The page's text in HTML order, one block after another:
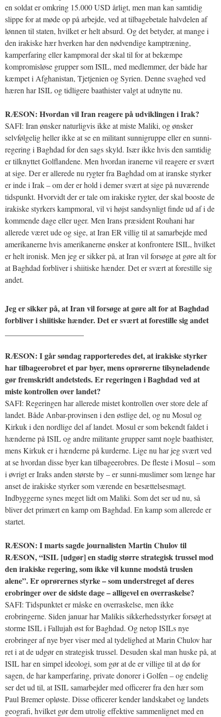
en soldat er omkring 15.000 USD årligt, men man kan samtidig
slippe for at møde op på arbejde, ved at tilbagebetale halvdelen af
lønnen til staten, hvilket er helt absurd. Og det betyder, at mange i
den irakiske hær hverken har den nødvendige kamptræning,
kamperfaring eller kampmoral der skal til for at bekæmpe
kompromisløse grupper som ISIL, med medlemmer, der både har
kæmpet i Afghanistan, Tjetjenien og Syrien. Denne svaghed ved
hæren har ISIL og tidligere baathister valgt at udnytte nu.
RÆSON: Hvordan vil Iran reagere på udviklingen i Irak?
SAFI: Iran ønsker naturligvis ikke at miste Maliki, og ønsker
selvfølgelig heller ikke at se en militant sunnigruppe eller en sunni-
regering i Baghdad for den sags skyld. Især ikke hvis den samtidig
er tilknyttet Golflandene. Men hvordan iranerne vil reagere er svært
at sige. Der er allerede nu rygter fra Baghdad om at iranske styrker
er inde i Irak – om der er hold i demer svært at sige på nuværende
tidspunkt. Hvorvidt der er tale om irakiske rygter, der skal booste de
irakiske styrkers kampmoral, vil vi højst sandsynligt finde ud af i de
kommende dage eller uger. Men Irans præsident Rouhani har
allerede været ude og sige, at Iran ER villig til at samarbejde med
amerikanerne hvis amerikanerne ønsker at konfrontere ISIL, hvilket
er helt ironisk. Men jeg er sikker på, at Iran vil forsøge at gøre alt for
at Baghdad forbliver i shiitiske hænder. Det er svært at forestille sig
andet.
Jeg er sikker på, at Iran vil forsøge at gøre alt for at Baghdad
forbliver i shiitiske hænder. Det er svært at forestille sig andet
RÆSON: I går søndag rapporteredes det, at irakiske styrker
har tilbageerobret et par byer, mens oprørerne tilsyneladende
gør fremskridt andetsteds. Er regeringen i Baghdad ved at
miste kontrollen over landet?
SAFI: Regeringen har allerede mistet kontrollen over store dele af
landet. Både Anbar-provinsen i den østlige del, og nu Mosul og
Kirkuk i den nordlige del af landet. Mosul er som bekendt faldet i
hænderne på ISIL og andre militante grupper samt nogle baathister,
mens Kirkuk er i hænderne på kurderne. Lige nu har jeg svært ved
at se hvordan disse byer kan tilbageerobres. De fleste i Mosul – som
i øvrigt er Iraks anden største by – er sunni-muslimer som længe har
anset de irakiske styrker som værende en besættelsesmagt.
Indbyggerne synes meget lidt om Maliki. Som det ser ud nu, så
bliver det primært en kamp om Baghdad. En kamp som allerede er
startet.
RÆSON: I marts sagde journalisten Martin Chulov til
RÆSON, “ISIL [udgør] en stadig større strategisk trussel mod
den irakiske regering, som ikke vil kunne modstå truslen
alene”. Er oprørernes styrke – som understreget af deres
erobringer over de sidste dage – alligevel en overraskelse?
SAFI: Tidspunktet er måske en overraskelse, men ikke
erobringerne. Siden januar har Malikis sikkerhedsstyrker forsøgt at
storme ISIL i Fallujah øst for Baghdad. Og netop ISILs nye
erobringer af nye byer viser med al tydelighed at Marin Chulov har
ret i at de udgør en strategisk trussel. Desuden skal man huske på, at
ISIL har en simpel ideologi, som gør at de er villige til at dø for
sagen, de har kamperfaring, private donorer i Golfen – og endelig
ser det ud til, at ISIL samarbejder med officerer fra den hær som
Paul Bremer opløste. Disse officerer kender landskabet og landets
geografi, hvilket gør dem utrolig effektive sammenlignet med en